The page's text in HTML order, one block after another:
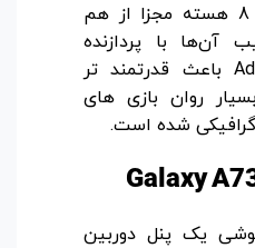
کند، این پردازنده از 8 هسته مجزا از هم
آن‌ها با پردازنده
گرافیکی Adreno 642L باعث قدرتمند تر
روان بازی های
شده است.
Galaxy
یک پنل دوربین